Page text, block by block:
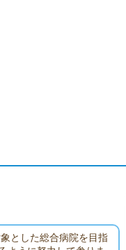
とした総合病院を目指